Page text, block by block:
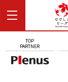
TOP
PARTNER